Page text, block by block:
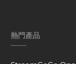
熱門產品